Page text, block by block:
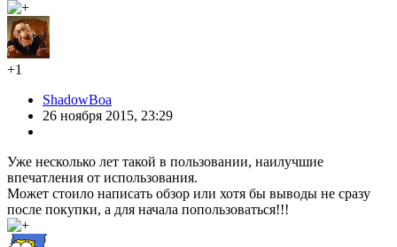
+1
ShadowBoa
26 ноября 2015, 23:29
Уже несколько лет такой в пользовании, наилучшие
впечатления от использования.
Может стоило написать обзор или хотя бы выводы не сразу
после покупки, а для начала попользоваться!!!